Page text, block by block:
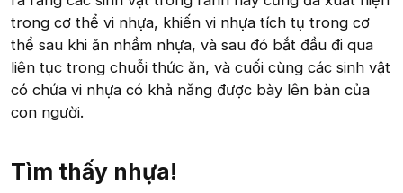
trong cơ thể vi nhựa, khiến vi nhựa tích tụ trong cơ
thể sau khi ăn nhầm nhựa, và sau đó bắt đầu đi qua
liên tục trong chuỗi thức ăn, và cuối cùng các sinh vật
có chứa vi nhựa có khả năng được bày lên bàn của
con người.
Tìm thấy nhựa!​